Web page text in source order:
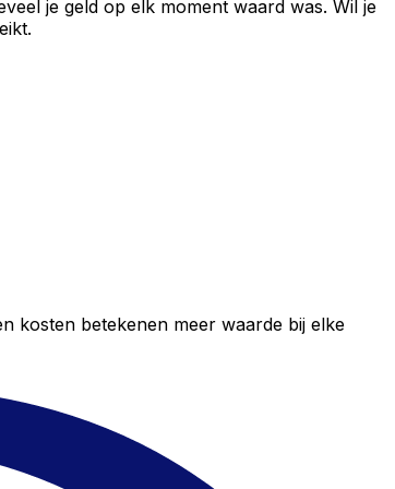
je geld op elk moment waard was. Wil je
kosten betekenen meer waarde bij elke